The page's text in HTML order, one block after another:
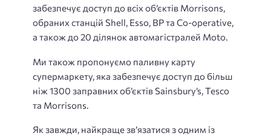
забезпечує доступ до всіх об’єктів Morrisons,
обраних станцій Shell, Esso, BP та Co-operative,
а також до 20 ділянок автомагістралей Moto.
Ми також пропонуємо паливну карту
супермаркету, яка забезпечує доступ до більш
ніж 1300 заправних об’єктів Sainsbury’s, Tesco
та Morrisons.
Як завжди, найкраще зв’язатися з одним із